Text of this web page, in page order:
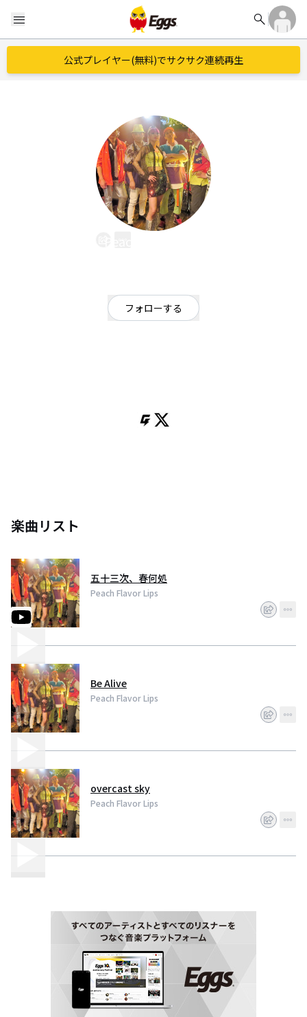
menu search
公式プレイヤー(無料)でサクサク連続再生
フォローする
楽曲リスト
五十三次、春何処
Peach Flavor Lips
Be Alive
Peach Flavor Lips
overcast sky
Peach Flavor Lips